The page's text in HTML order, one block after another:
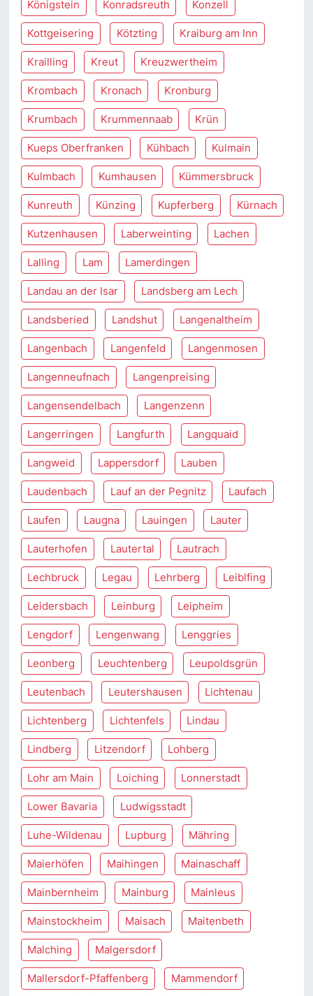
Königstein Konradsreuth Konzell
Kottgeisering Kötzting Kraiburg am Inn
Krailling Kreut Kreuzwertheim
Krombach Kronach Kronburg
Krumbach Krummennaab Krün
Kueps Oberfranken Kühbach Kulmain
Kulmbach Kumhausen Kümmersbruck
Kunreuth Künzing Kupferberg Kürnach
Kutzenhausen Laberweinting Lachen
Lalling Lam Lamerdingen
Landau an der Isar Landsberg am Lech
Landsberied Landshut Langenaltheim
Langenbach Langenfeld Langenmosen
Langenneufnach Langenpreising
Langensendelbach Langenzenn
Langerringen Langfurth Langquaid
Langweid Lappersdorf Lauben
Laudenbach Lauf an der Pegnitz Laufach
Laufen Laugna Lauingen Lauter
Lauterhofen Lautertal Lautrach
Lechbruck Legau Lehrberg Leiblfing
Leidersbach Leinburg Leipheim
Lengdorf Lengenwang Lenggries
Leonberg Leuchtenberg Leupoldsgrün
Leutenbach Leutershausen Lichtenau
Lichtenberg Lichtenfels Lindau
Lindberg Litzendorf Lohberg
Lohr am Main Loiching Lonnerstadt
Lower Bavaria Ludwigsstadt
Luhe-Wildenau Lupburg Mähring
Maierhöfen Maihingen Mainaschaff
Mainbernheim Mainburg Mainleus
Mainstockheim Maisach Maitenbeth
Malching Malgersdorf
Mallersdorf-Pfaffenberg Mammendorf